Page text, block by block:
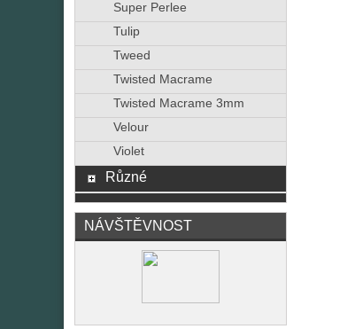
Super Perlee
Tulip
Tweed
Twisted Macrame
Twisted Macrame 3mm
Velour
Violet
Různé
NÁVŠTĚVNOST